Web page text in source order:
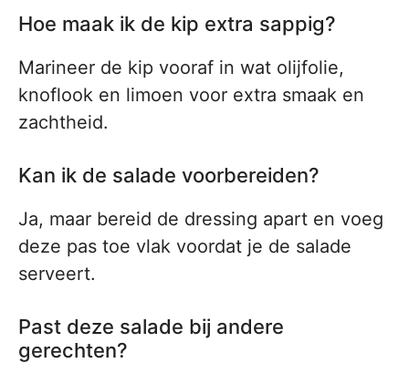
Hoe maak ik de kip extra sappig?
Marineer de kip vooraf in wat olijfolie,
knoflook en limoen voor extra smaak en
zachtheid.
Kan ik de salade voorbereiden?
Ja, maar bereid de dressing apart en voeg
deze pas toe vlak voordat je de salade
serveert.
Past deze salade bij andere
gerechten?